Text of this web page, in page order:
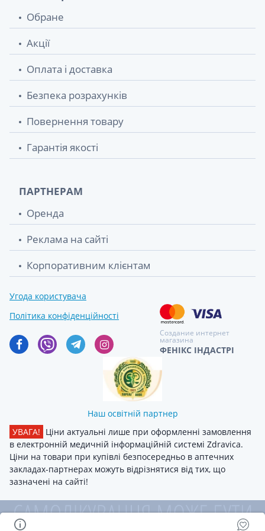
Обране
Акції
Оплата і доставка
Безпека розрахунків
Повернення товару
Гарантія якості
ПАРТНЕРАМ
Оренда
Реклама на сайті
Корпоративним клієнтам
Угода користувача
Політика конфіденційності
Создание интернет
магазина
ФЕНІКС ІНДАСТРІ
Наш освітній партнер
УВАГА! Ціни актуальні лише при оформленні замовлення
в електронній медичній інформаційній системі Zdravica.
Ціни на товари при купівлі безпосередньо в аптечних
закладах-партнерах можуть відрізнятися від тих, що
зазначені на сайті!